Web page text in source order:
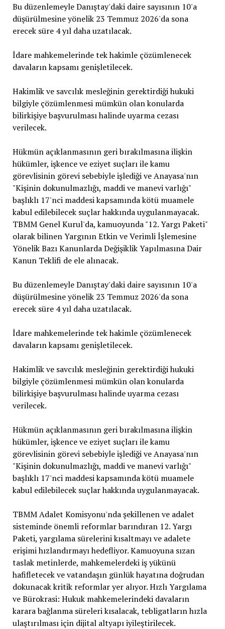
Bu düzenlemeyle Danıştay'daki daire sayısının 10'a
düşürülmesine yönelik 23 Temmuz 2026'da sona
erecek süre 4 yıl daha uzatılacak.
İdare mahkemelerinde tek hakimle çözümlenecek
davaların kapsamı genişletilecek.
Hakimlik ve savcılık mesleğinin gerektirdiği hukuki
bilgiyle çözümlenmesi mümkün olan konularda
bilirkişiye başvurulması halinde uyarma cezası
verilecek.
Hükmün açıklanmasının geri bırakılmasına ilişkin
hükümler, işkence ve eziyet suçları ile kamu
görevlisinin görevi sebebiyle işlediği ve Anayasa'nın
"Kişinin dokunulmazlığı, maddi ve manevi varlığı"
başlıklı 17'nci maddesi kapsamında kötü muamele
kabul edilebilecek suçlar hakkında uygulanmayacak.
TBMM Genel Kurul'da, kamuoyunda "12. Yargı Paketi"
olarak bilinen Yargının Etkin ve Verimli İşlemesine
Yönelik Bazı Kanunlarda Değişiklik Yapılmasına Dair
Kanun Teklifi de ele alınacak.
Bu düzenlemeyle Danıştay'daki daire sayısının 10'a
düşürülmesine yönelik 23 Temmuz 2026'da sona
erecek süre 4 yıl daha uzatılacak.
İdare mahkemelerinde tek hakimle çözümlenecek
davaların kapsamı genişletilecek.
Hakimlik ve savcılık mesleğinin gerektirdiği hukuki
bilgiyle çözümlenmesi mümkün olan konularda
bilirkişiye başvurulması halinde uyarma cezası
verilecek.
Hükmün açıklanmasının geri bırakılmasına ilişkin
hükümler, işkence ve eziyet suçları ile kamu
görevlisinin görevi sebebiyle işlediği ve Anayasa'nın
"Kişinin dokunulmazlığı, maddi ve manevi varlığı"
başlıklı 17'nci maddesi kapsamında kötü muamele
kabul edilebilecek suçlar hakkında uygulanmayacak.
TBMM Adalet Komisyonu'nda şekillenen ve adalet
sisteminde önemli reformlar barındıran 12. Yargı
Paketi, yargılama sürelerini kısaltmayı ve adalete
erişimi hızlandırmayı hedefliyor. Kamuoyuna sızan
taslak metinlerde, mahkemelerdeki iş yükünü
hafifletecek ve vatandaşın günlük hayatına doğrudan
dokunacak kritik reformlar yer alıyor. Hızlı Yargılama
ve Bürokrasi: Hukuk mahkemelerindeki davaların
karara bağlanma süreleri kısalacak, tebligatların hızla
ulaştırılması için dijital altyapı iyileştirilecek.